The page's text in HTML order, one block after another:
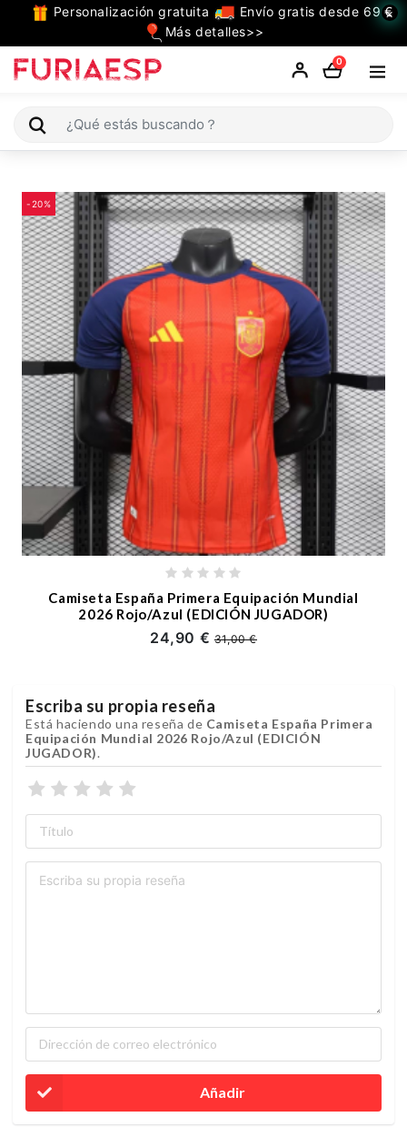
Personalización gratuita
Envío gratis desde 69 €
Más detalles>>
×
0
TODAS
LAS
CATEGORIAS
Camiseta España
Niño
Mujer
Ropa
de
Entrenamiento
Jugadores
-20%
Camiseta España Primera Equipación Mundial
2026 Rojo/Azul (EDICIÓN JUGADOR)
24,90 €31,00 €
Escriba su propia reseña
Está haciendo una reseña de Camiseta España Primera
Equipación Mundial 2026 Rojo/Azul (EDICIÓN
JUGADOR).
Añadir